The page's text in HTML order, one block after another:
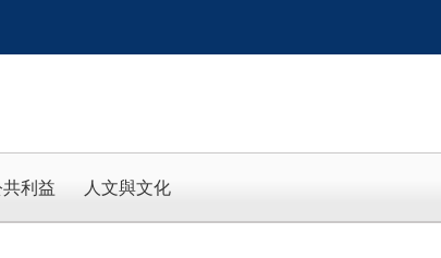
利益 人文與文化